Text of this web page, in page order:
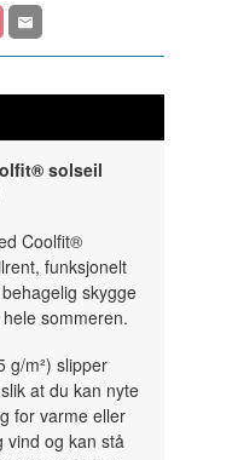
solseil
Coolfit®
funksjonelt
skygge
sommeren.
g/m²) slipper
at du kan nyte
for varme eller
og kan stå